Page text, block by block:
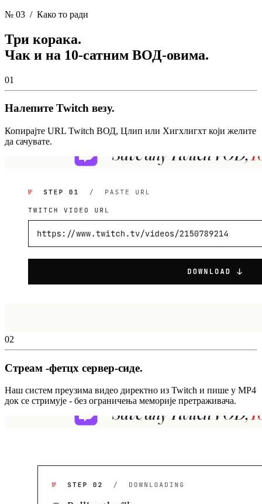
№ 03 / Како то ради
Три корака.
Чак и на 10-сатним ВОД-овима.
01
Налепите Twitch везу.
Копирајте URL Twitch ВОД, Цлип или Хигхлигхт који желите
да сачувате.
02
Стреам -фетцх сервер-сиде.
Наш систем преузима видео директно из Twitch и пише у MP4
док се стримује - без ограничења меморије претраживача.